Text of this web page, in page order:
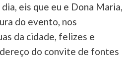
eis que eu e Dona Maria,
do evento, nos
da cidade, felizes e
do convite de fontes